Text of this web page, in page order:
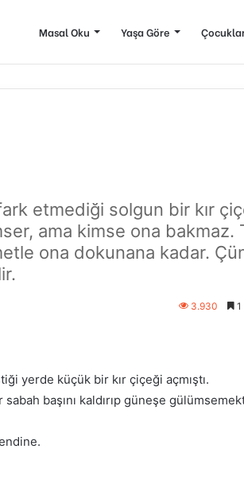
Masal Oku Yaşa Göre
etmediği solgun bir kır
ama kimse ona bakmaz.
ona dokunana kadar.
3.930
yerde küçük bir kır çiçeği açmıştı.
başını kaldırıp güneşe